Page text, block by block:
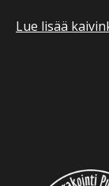
Lue lisää